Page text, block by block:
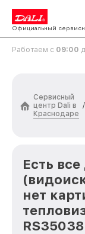
Официальный
Работаем с 09:00
Сервисный
центр Dali в
Краснодаре
/
Есть
нет